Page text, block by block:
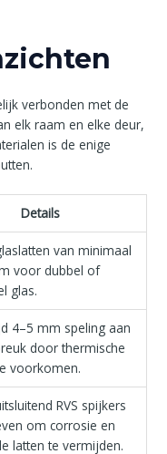
verbonden met de
elk raam en elke deur,
is de enige
Details
van minimaal
voor dubbel of
glas.
4–5 mm speling aan
door thermische
voorkomen.
RVS spijkers
om corrosie en
latten te vermijden.